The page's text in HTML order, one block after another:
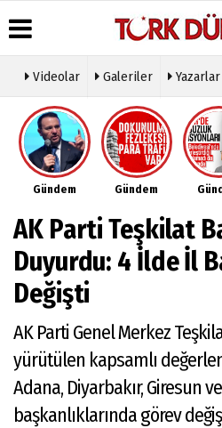
Üye Paneli
Haber
Arşivi
Gazete
Arşivi
Günün
Haberleri
Hava
Durumu
Gazete
Manşetleri
Anketler
Biyografiler
Videolar Galeriler Yazarlar
Gündem Gündem
AK Parti Teşkilat
Duyurdu: 4 İlde İl
Değişti
AK Parti Genel Merkez
yürütülen kapsamlı
Adana, Diyarbakır, Giresun
başkanlıklarında görev